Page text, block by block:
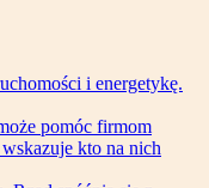
i energetykę.
pomóc firmom
kto na nich